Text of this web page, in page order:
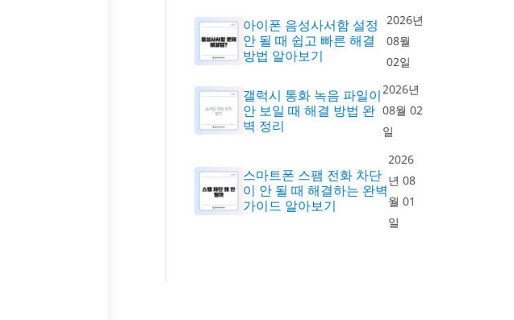
아이폰 음성사서함 설정
안 될 때 쉽고 빠른 해결
방법 알아보기
2026년
08월
02일
갤럭시 통화 녹음 파일이
안 보일 때 해결 방법 완
벽 정리
2026년
08월 02
일
스마트폰 스팸 전화 차단
이 안 될 때 해결하는 완벽
가이드 알아보기
2026
년 08
월 01
일